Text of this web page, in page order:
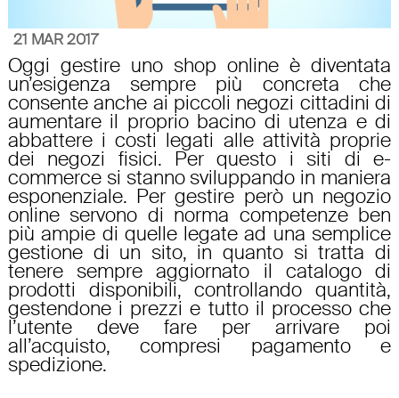
21 MAR 2017
Oggi gestire uno shop online è diventata
un’esigenza sempre più concreta che
consente anche ai piccoli negozi cittadini di
aumentare il proprio bacino di utenza e di
abbattere i costi legati alle attività proprie
dei negozi fisici. Per questo i siti di e-
commerce si stanno sviluppando in maniera
esponenziale. Per gestire però un negozio
online servono di norma competenze ben
più ampie di quelle legate ad una semplice
gestione di un sito, in quanto si tratta di
tenere sempre aggiornato il catalogo di
prodotti disponibili, controllando quantità,
gestendone i prezzi e tutto il processo che
l’utente deve fare per arrivare poi
all’acquisto, compresi pagamento e
spedizione.